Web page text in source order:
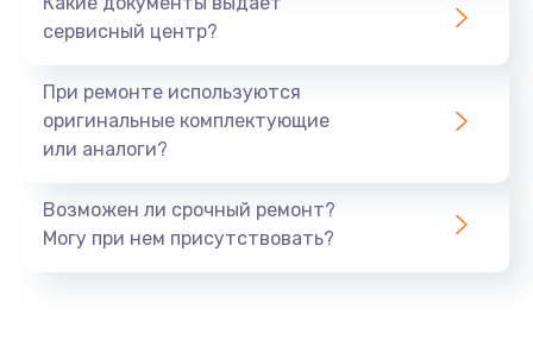
сервисный центр?
При ремонте используются
оригинальные комплектующие
или аналоги?
Возможен ли срочный ремонт?
Могу при нем присутствовать?